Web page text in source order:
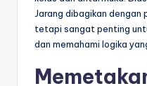
Jarang dibagikan dengan
tetapi sangat penting
dan memahami logika